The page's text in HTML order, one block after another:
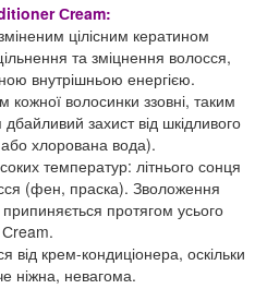
Сream:
цілісним кератином
та зміцнення волосся,
внутрішньою енергією.
кожної волосинки ззовні, таким
захист від шкідливого
хлорована вода).
температур: літнього сонця
(фен, праска). Зволоження
протягом усього
Сream.
від крем-кондиціонера, оскільки
ніжна, невагома.